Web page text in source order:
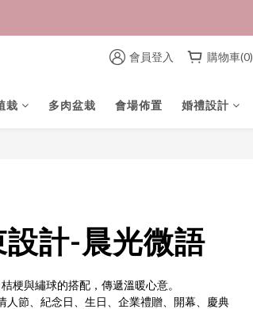
會員登入 購物車(0)
栽 多肉盆栽 會場佈置 婚禮設計
設計-晨光微語
梗與繡球的搭配，傳遞溫暖心意。
人節、紀念日、生日、企業禮贈、開幕、慶典